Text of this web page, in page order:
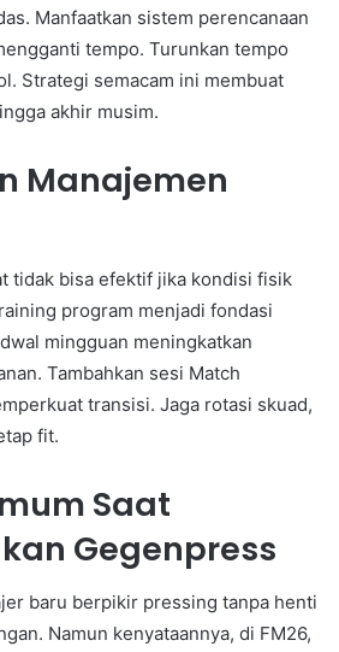
Manfaatkan sistem perencanaan
tempo. Turunkan tempo
Strategi semacam ini membuat
akhir musim.
Manajemen
tidak bisa efektif jika kondisi fisik
program menjadi fondasi
mingguan meningkatkan
Tambahkan sesi Match
transisi. Jaga rotasi skuad,
fit.
Saat
Gegenpress
baru berpikir pressing tanpa henti
Namun kenyataannya, di FM26,